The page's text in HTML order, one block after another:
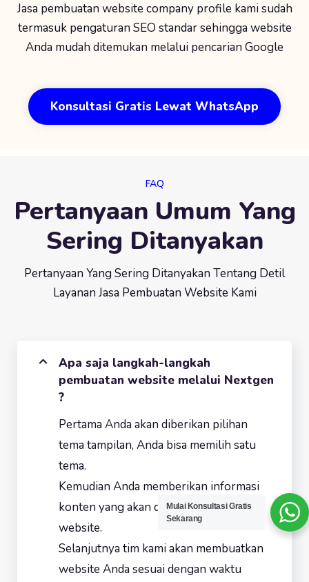
Jasa pembuatan website company profile kami sudah
termasuk pengaturan SEO standar sehingga website
Anda mudah ditemukan melalui pencarian Google
Konsultasi Gratis Lewat WhatsApp
FAQ
Pertanyaan Umum Yang
Sering Ditanyakan
Pertanyaan Yang Sering Ditanyakan Tentang Detil
Layanan Jasa Pembuatan Website Kami
Apa saja langkah-langkah
pembuatan website melalui Nextgen
?
Pertama Anda akan diberikan pilihan
tema tampilan, Anda bisa memilih satu
tema.
Kemudian Anda memberikan informasi
konten yang akan dimasukkan dalam
website.
Selanjutnya tim kami akan membuatkan
website Anda sesuai dengan waktu
Mulai Konsultasi Gratis
Sekarang